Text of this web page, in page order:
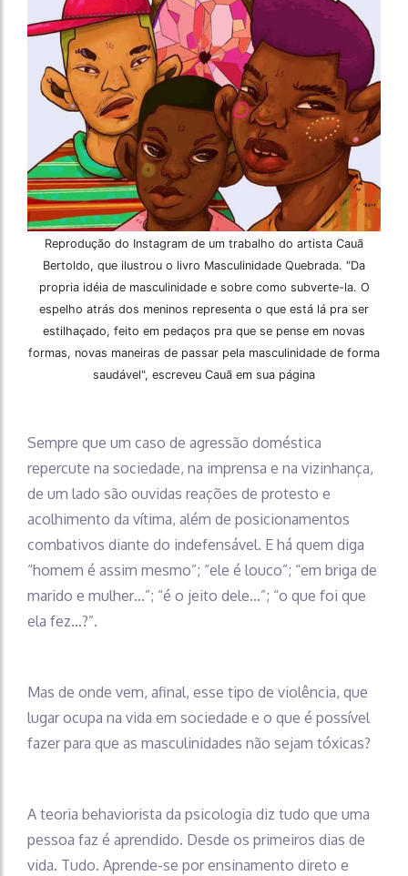
Reprodução do Instagram de um trabalho do artista Cauã
Bertoldo, que ilustrou o livro Masculinidade Quebrada. "Da
propria idéia de masculinidade e sobre como subverte-la. O
espelho atrás dos meninos representa o que está lá pra ser
estilhaçado, feito em pedaços pra que se pense em novas
formas, novas maneiras de passar pela masculinidade de forma
saudável", escreveu Cauã em sua página
Sempre que um caso de agressão doméstica
repercute na sociedade, na imprensa e na vizinhança,
de um lado são ouvidas reações de protesto e
acolhimento da vítima, além de posicionamentos
combativos diante do indefensável. E há quem diga
“homem é assim mesmo”; “ele é louco”; “em briga de
marido e mulher…”; “é o jeito dele…”; “o que foi que
ela fez…?”.
Mas de onde vem, afinal, esse tipo de violência, que
lugar ocupa na vida em sociedade e o que é possível
fazer para que as masculinidades não sejam tóxicas?
A teoria behaviorista da psicologia diz tudo que uma
pessoa faz é aprendido. Desde os primeiros dias de
vida. Tudo. Aprende-se por ensinamento direto e